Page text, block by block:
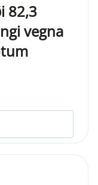
82,3
vegna